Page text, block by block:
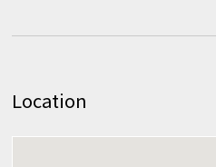
Location